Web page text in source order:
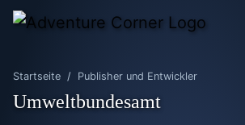
Startseite Publisher und Entwickler
Umweltbundesamt